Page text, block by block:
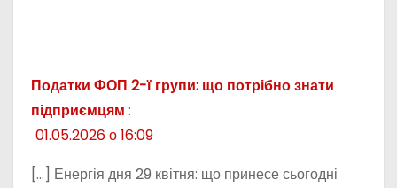
Податки ФОП 2-ї групи: що потрібно знати
підприємцям :
01.05.2026 о 16:09
[…] Енергія дня 29 квітня: що принесе сьогодні